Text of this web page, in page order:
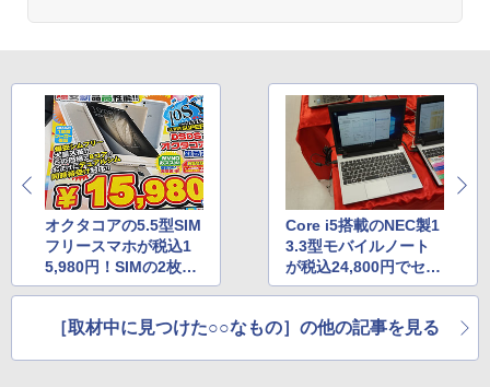
オクタコアの5.5型SIM
フリースマホが税込1
5,980円！SIMの2枚差
しにも対応
Core i5搭載のNEC製1
3.3型モバイルノート
が税込24,800円でセー
ル中
［取材中に見つけた○○なもの］の他の記事を見る